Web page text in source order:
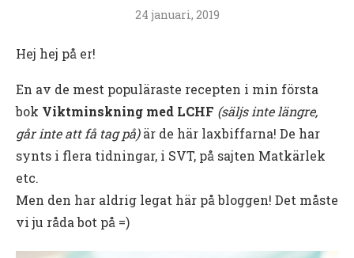
24 januari, 2019
Hej hej på er!
En av de mest populäraste recepten i min första
bok Viktminskning med LCHF (säljs inte längre,
går inte att få tag på)är de här laxbiffarna! De har
synts i flera tidningar, i SVT, på sajten Matkärlek
etc.
Men den har aldrig legat här på bloggen! Det måste
vi ju råda bot på =)